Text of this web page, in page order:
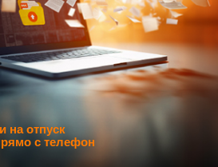
на отпуск
с телефон